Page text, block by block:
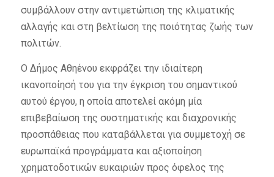
συμβάλλουν στην αντιμετώπιση της κλιματικής
αλλαγής και στη βελτίωση της ποιότητας ζωής των
πολιτών.
Ο Δήμος Αθηένου εκφράζει την ιδιαίτερη
ικανοποίησή του για την έγκριση του σημαντικού
αυτού έργου, η οποία αποτελεί ακόμη μία
επιβεβαίωση της συστηματικής και διαχρονικής
προσπάθειας που καταβάλλεται για συμμετοχή σε
ευρωπαϊκά προγράμματα και αξιοποίηση
χρηματοδοτικών ευκαιριών προς όφελος της